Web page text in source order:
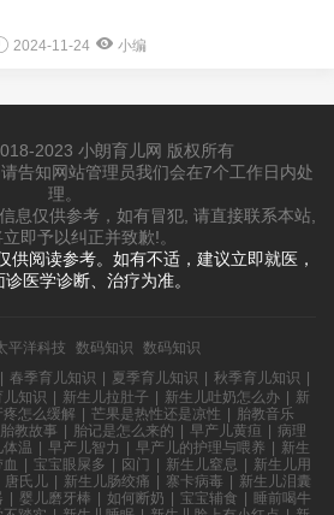
2024-11-24 小编
2023 小朗育儿网 版权所有
告知网站管理员我们会在7个工作日内处
理。
息仅供参考，如有冒犯, 请直接联系本站,
即予以纠正并致歉!。
供阅读参考。如有不适，建议立即就医，
诊医学诊断、治疗为准。
平洋科技 数码知识
数码知识
春季育儿知识 夏季育儿知识 秋季育儿知识
儿知识 新生儿拉肚子 新生儿吐奶怎么办
新
疼怎么缓解 芒果是热性还是凉性
胎教音乐
胎教故事 胎记是怎么来的 早产儿黄疸
病理
体温 早产儿智力 早产儿的护理与喂养
新生
血 宝宝眼屎多 囟门 新生儿窒息
新生儿用
唐氏儿 新生儿肠绞痛 寨卡病毒
新生儿泪囊
婴儿磨牙棒 如何断奶 宝宝辅食
睡前喝牛